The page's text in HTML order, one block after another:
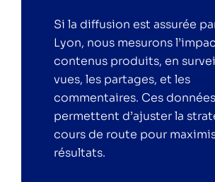
Si la diffusion est assurée
Lyon, nous mesurons
contenus produits, en
vues, les partages, et les
commentaires. Ces
permettent d’ajuster la
cours de route pour
résultats.